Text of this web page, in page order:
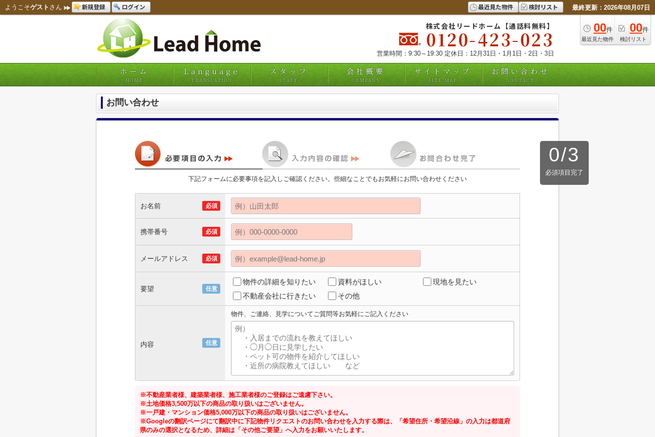
ようこそゲスト さん 新規登録 ログイン 最近見た物件 検討リスト 最終更新：2026年08月07日
00件
最近見た物件
00件
検討リスト
株式会社リードホーム【通話料無料】
0120-423-023
営業時間：9:30～19:30 定休日：12月31日・1月1日・2日・3日
ホーム
HOME
Language
TRANSLATION
スタッフ
STAFF
会社概要
COMPANY
サイトマップ
SITE MAP
お問い合わせ
CONTACT
お問い合わせ
0/3
必須項目完了
下記フォームに必要事項を記入しご確認ください。些細なことでもお気軽にお問い合わせください
お名前 必須
携帯番号 必須
メールアドレス 必須
要望 任意
物件の詳細を知りたい 資料がほしい
現地を見たい
不動産会社に行きたい
その他
内容 任意
物件、ご連絡、見学についてご質問等お気軽にご記入ください
※不動産業者様、建築業者様、施工業者様のご登録はご遠慮下さい。
※土地価格3,500万以下の商品の取り扱いはございません。
※一戸建・マンション価格5,000万以下の商品の取り扱いはございません。
※Googleの翻訳ページにて翻訳中に下記物件リクエストのお問い合わせを入力する際は、「希望住所・希望沿線」の入力は都道府
県のみの選択となるため、詳細は「その他ご要望」へ入力をお願いいたします。